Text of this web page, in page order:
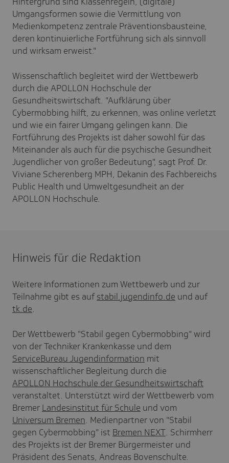
Umgangsformen sowie die Vermittlung von
Medienkompetenz zentrale Präventionsbausteine,
deren kontinuierliche Fortführung sich als sinnvoll
und wirksam erweist."
Wissenschaftlich begleitet wird der Wettbewerb
durch die APOLLON Hochschule der
Gesundheitswirtschaft. "Aufklärung über
Cybermobbing hilft, zu erkennen, was online verletzt
und wie ein fairer Umgang gelingen kann. Die
Fortführung des Projekts ist daher sowohl für das
Miteinander als auch für die psychische Gesundheit
Jugendlicher von großer Bedeutung", sagt Prof. Dr.
Viviane Scherenberg MPH, Dekanin des Fachbereichs
Public Health und Umweltgesundheit an der
APOLLON Hochschule.
Hinweis für die Redaktion
Weitere Informationen zum Wettbewerb und zur
Teilnahme gibt es aufstabil.jugendinfo.de und auf
tk.de.
Der Wettbewerb "Stabil gegen Cybermobbing" wird
von der Techniker Krankenkasse und dem
ServiceBureau Jugendinformation mit
wissenschaftlicher Begleitung durch die
APOLLON Hochschule der Gesundheitswirtschaft
veranstaltet. Unterstützt wird der Wettbewerb vom
Bremer Landesinstitut für Schule und vom
Universum Bremen. Medienpartner von "Stabil
gegen Cybermobbing" ist Bremen NEXT. Schirmherr
des Projekts ist der Bremer Bürgermeister und
Präsident des Senats, Andreas Bovenschulte.